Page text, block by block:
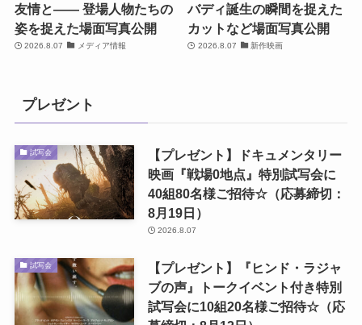
友情と―― 登場人物たちの
姿を捉えた場面写真公開
2026.8.07 メディア情報
バディ誕生の瞬間を捉えた
カットなど場面写真公開
2026.8.07 新作映画
プレゼント
試写会
【プレゼント】ドキュメンタリー
映画『戦場0地点』特別試写会に
40組80名様ご招待☆（応募締切：
8月19日）
2026.8.07
試写会
【プレゼント】『ヒンド・ラジャ
ブの声』トークイベント付き特別
試写会に10組20名様ご招待☆（応